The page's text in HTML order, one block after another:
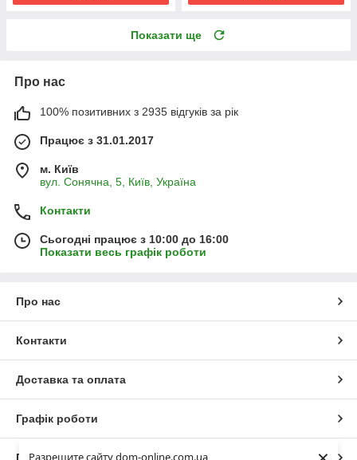
Разрешите сайту dom-online.com.ua
Показати ще
Про нас
100% позитивних з 2935 відгуків за рік
Працює з 31.01.2017
м. Київ
вул. Сонячна, 5, Київ, Україна
Контакти
Сьогодні працює з 10:00 до 16:00
Показати весь графік роботи
Про нас
Контакти
Доставка та оплата
Графік роботи